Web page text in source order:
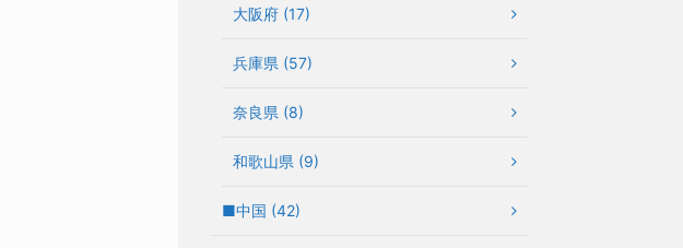
大阪府 (17)
兵庫県 (57)
奈良県 (8)
和歌山県 (9)
■中国 (42)